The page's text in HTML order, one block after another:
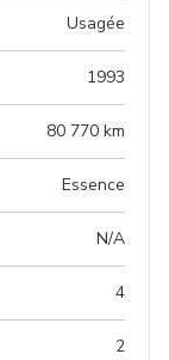
Usagée
1993
80 770 km
Essence
N/A
4
2